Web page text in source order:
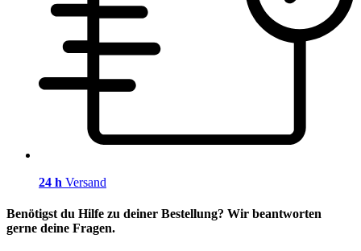
24 h Versand
Benötigst du Hilfe zu deiner Bestellung? Wir beantworten
gerne deine Fragen.